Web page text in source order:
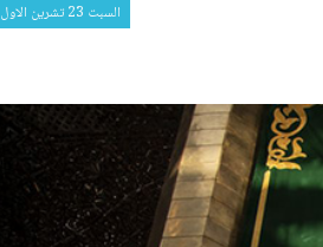
السبت 23 تشرين الاول 2021